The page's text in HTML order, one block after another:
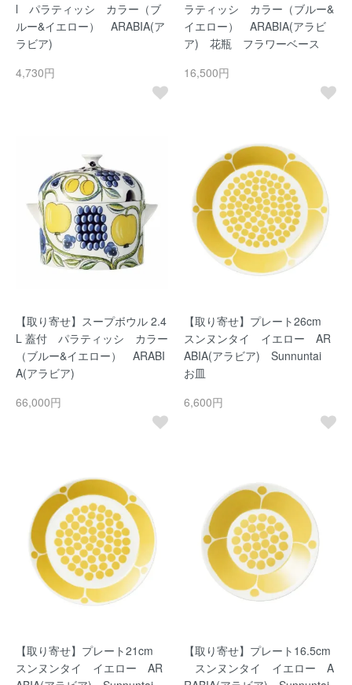
l パラティッシ カラー（ブ
ルー&イエロー） ARABIA(ア
ラビア)
4,730円
ラティッシ カラー（ブルー&
イエロー） ARABIA(アラビ
ア) 花瓶 フラワーベース
16,500円
【取り寄せ】スープボウル 2.4
L 蓋付 パラティッシ カラー
（ブルー&イエロー） ARABI
A(アラビア)
66,000円
【取り寄せ】プレート26cm
スンヌンタイ イエロー AR
ABIA(アラビア) Sunnuntai
お皿
6,600円
【取り寄せ】プレート21cm
スンヌンタイ イエロー AR
【取り寄せ】プレート16.5cm
スンヌンタイ イエロー A